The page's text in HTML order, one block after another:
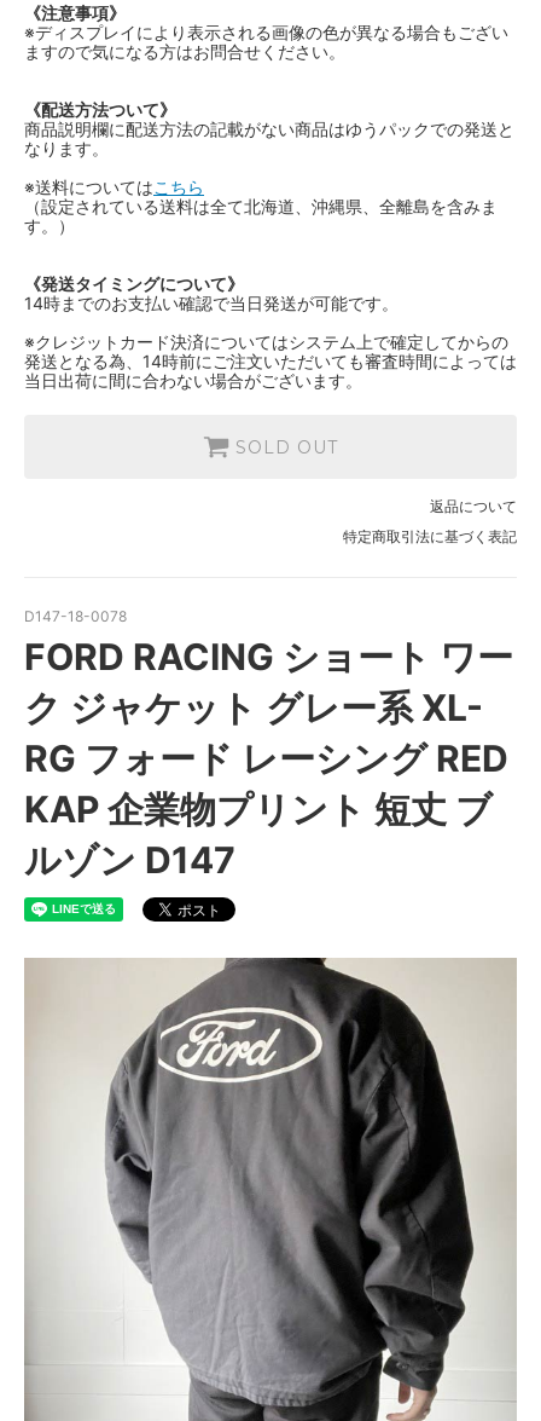
《注意事項》
※ディスプレイにより表示される画像の色が異なる場合もござい
ますので気になる方はお問合せください。
《配送方法ついて》
商品説明欄に配送方法の記載がない商品はゆうパックでの発送と
なります。
※送料についてはこちら
（設定されている送料は全て北海道、沖縄県、全離島を含みま
す。）
《発送タイミングについて》
14時までのお支払い確認で当日発送が可能です。
※クレジットカード決済についてはシステム上で確定してからの
発送となる為、14時前にご注文いただいても審査時間によっては
当日出荷に間に合わない場合がございます。
SOLD OUT
返品について
特定商取引法に基づく表記
D147-18-0078
FORD RACING ショート ワー
ク ジャケット グレー系 XL-
RG フォード レーシング RED
KAP 企業物プリント 短丈 ブ
ルゾン D147